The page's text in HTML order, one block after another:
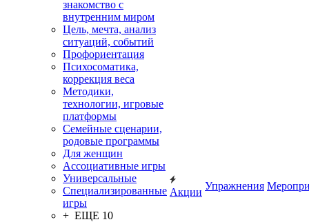
знакомство с
внутренним миром
Цель, мечта, анализ
ситуаций, событий
Профориентация
Психосоматика,
коррекция веса
Методики,
технологии, игровые
платформы
Семейные сценарии,
родовые программы
Для женщин
Ассоциативные игры
Универсальные
Специализированные
игры
+ ЕЩЕ 10
Акции
Упражнения